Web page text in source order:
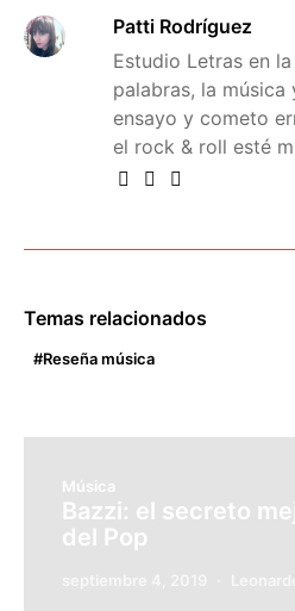
Patti Rodríguez
Estudio Letras en
palabras, la
ensayo y cometo
el rock & roll esté
Temas relacionados
Reseña música
Música
Bazzi: el secreto
del Pop